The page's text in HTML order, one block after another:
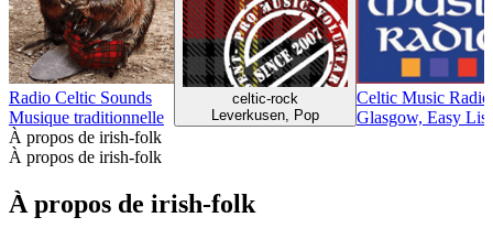
Radio Celtic Sounds
Musique traditionnelle
celtic-rock
Leverkusen, Pop
Celtic Music Radio
Glasgow, Easy
À propos de irish-folk
À propos de irish-folk
À propos de irish-folk